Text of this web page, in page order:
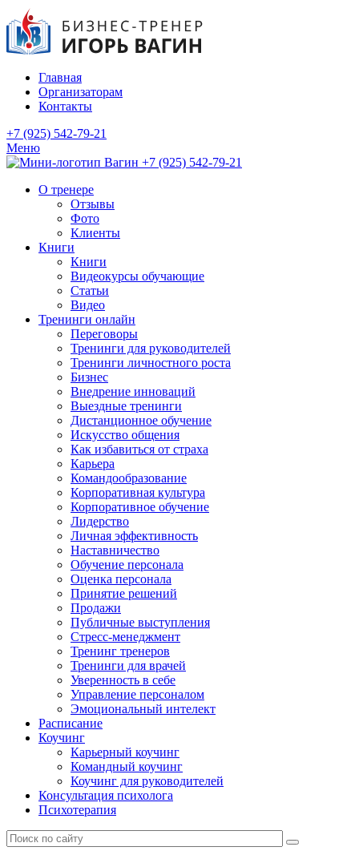
Главная
Организаторам
Контакты
+7 (925) 542-79-21
Меню
+7 (925) 542-79-21
О тренере
Отзывы
Фото
Клиенты
Книги
Книги
Видеокурсы обучающие
Статьи
Видео
Тренинги онлайн
Переговоры
Тренинги для руководителей
Тренинги личностного роста
Бизнес
Внедрение инноваций
Выездные тренинги
Дистанционное обучение
Искусство общения
Как избавиться от страха
Карьера
Командообразование
Корпоративная культура
Корпоративное обучение
Лидерство
Личная эффективность
Наставничество
Обучение персонала
Оценка персонала
Принятие решений
Продажи
Публичные выступления
Стресс-менеджмент
Тренинг тренеров
Тренинги для врачей
Уверенность в себе
Управление персоналом
Эмоциональный интелект
Расписание
Коучинг
Карьерный коучинг
Командный коучинг
Коучинг для руководителей
Консультация психолога
Психотерапия